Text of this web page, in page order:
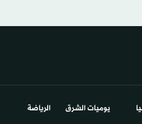
يوميات الشرق​ الرياضة